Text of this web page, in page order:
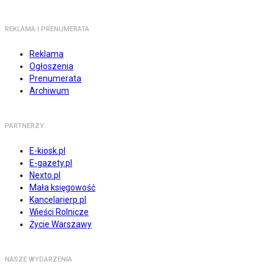
REKLAMA I PRENUMERATA
Reklama
Ogłoszenia
Prenumerata
Archiwum
PARTNERZY
E-kiosk.pl
E-gazety.pl
Nexto.pl
Mała księgowość
Kancelarierp.pl
Wieści Rolnicze
Życie Warszawy
NASZE WYDARZENIA